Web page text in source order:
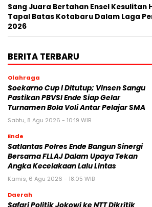
Sang Juara Bertahan Ensel Kesulitan
Tapal Batas Kotabaru Dalam Laga
2026
BERITA TERBARU
Olahraga
Soekarno Cup I Ditutup; Vinsen Sangu
Pastikan PBVSI Ende Siap Gelar
Turnamen Bola Voli Antar Pelajar SMA
Sabtu, 8 Agu 2026 - 10:19 WIB
Ende
Satlantas Polres Ende Bangun Sinergi
Bersama FLLAJ Dalam Upaya Tekan
Angka Kecelakaan Lalu Lintas
Kamis, 6 Agu 2026 - 18:05 WIB
Daerah